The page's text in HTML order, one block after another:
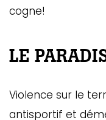
cogne!
LE
Violence sur le
antisportif et